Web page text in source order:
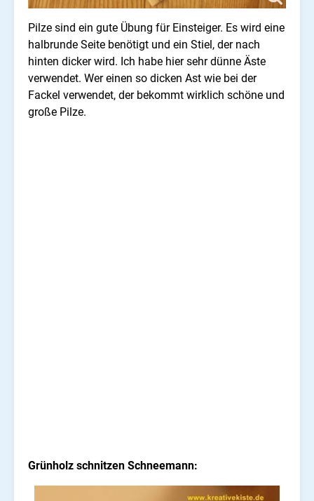
Pilze sind ein gute Übung für Einsteiger. Es wird eine
halbrunde Seite benötigt und ein Stiel, der nach
hinten dicker wird. Ich habe hier sehr dünne Äste
verwendet. Wer einen so dicken Ast wie bei der
Fackel verwendet, der bekommt wirklich schöne und
große Pilze.
Grünholz schnitzen Schneemann: